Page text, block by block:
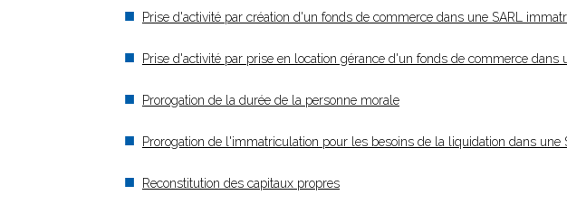
Prise d'activité par création d'un fonds de commerce dans une SARL
Prise d'activité par prise en location gérance d'un fonds de commerce
Prorogation de la durée de la personne morale
Prorogation de l'immatriculation pour les besoins de la liquidation dans une
Reconstitution des capitaux propres